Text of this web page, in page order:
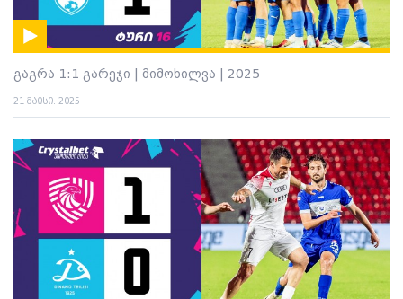
გაგრა 1:1 გარეჯი | მიმოხილვა | 2025
21 მაისი. 2025